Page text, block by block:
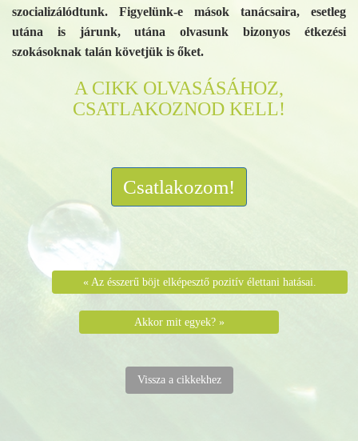
szocializálódtunk. Figyelünk-e mások tanácsaira, esetleg
utána is járunk, utána olvasunk bizonyos étkezési
szokásoknak talán követjük is őket.
A CIKK OLVASÁSÁHOZ,
CSATLAKOZNOD KELL!
Csatlakozom!
« Az ésszerű böjt elképesztő pozitív élettani hatásai.
Akkor mit egyek? »
Vissza a cikkekhez